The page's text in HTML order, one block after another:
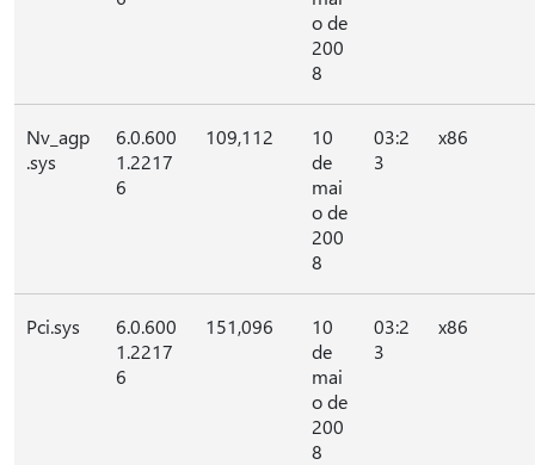
o de
200
8
Nv_agp
.sys
6.0.600
1.2217
6
109,112
10
de
mai
o de
200
8
03:2
3
x86
Pci.sys
6.0.600
1.2217
6
151,096
10
de
mai
o de
200
8
03:2
3
x86